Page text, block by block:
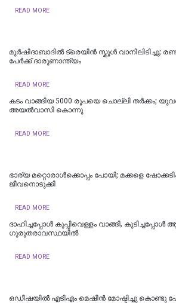
READ MORE
മുർഷിദാബാദിൽ ട്രെയിൻ സ്കൂൾ വാനിലിടിച്ചു;
പേർക്ക് ദാരുണാന്ത്യം
READ MORE
കടം വാങ്ങിയ 5000 രൂപയെ ചൊല്ലി തര്‍ക്കം;
അയല്‍വാസി കൊന്നു
READ MORE
ഭാര്യ മറ്റൊരാൾക്കൊപ്പം പോയി; മക്കളെ
ജീവനൊടുക്കി
READ MORE
ദാഹിച്ചപ്പോള്‍ കുപ്പിവെള്ളം വാങ്ങി,
ഗുരുതരാവസ്ഥയില്‍
READ MORE
ഒഡീഷയിൽ എടിഎം മെഷീൻ മോഷ്ടിച്ചു കൊണ്ടു